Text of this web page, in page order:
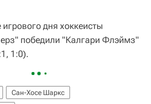
дня хоккеисты
победили "Калгари Флэймз"
1:0).
Сан-Хосе Шаркс